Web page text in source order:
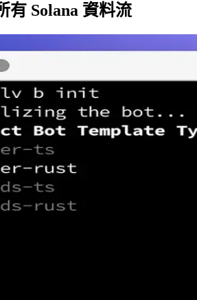
有 Solana 資料流